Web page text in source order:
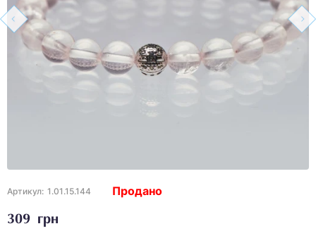
Артикул: 1.01.15.144
309 грн
Продано